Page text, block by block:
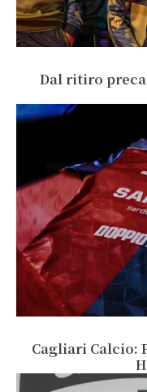
Dal ritiro
Cagliari Calcio: